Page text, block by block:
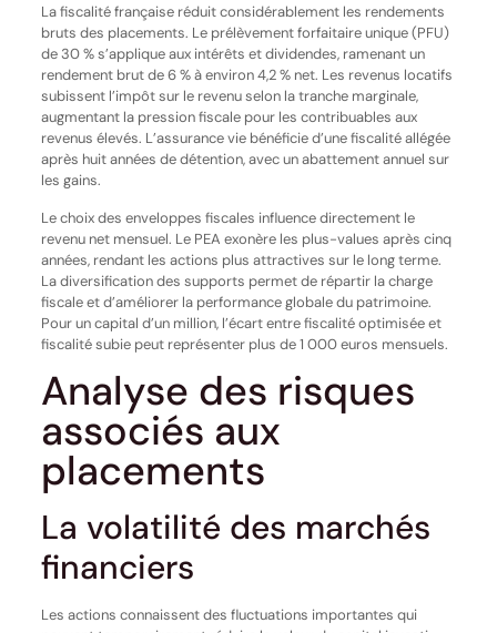
La fiscalité française réduit considérablement les rendements
bruts des placements. Le prélèvement forfaitaire unique (PFU)
de 30 % s’applique aux intérêts et dividendes, ramenant un
rendement brut de 6 % à environ 4,2 % net. Les revenus locatifs
subissent l’impôt sur le revenu selon la tranche marginale,
augmentant la pression fiscale pour les contribuables aux
revenus élevés. L’assurance vie bénéficie d’une fiscalité allégée
après huit années de détention, avec un abattement annuel sur
les gains.
Le choix des enveloppes fiscales influence directement le
revenu net mensuel. Le PEA exonère les plus-values après cinq
années, rendant les actions plus attractives sur le long terme.
La diversification des supports permet de répartir la charge
fiscale et d’améliorer la performance globale du patrimoine.
Pour un capital d’un million, l’écart entre fiscalité optimisée et
fiscalité subie peut représenter plus de 1 000 euros mensuels.
Analyse des risques
associés aux
placements
La volatilité des marchés
financiers
Les actions connaissent des fluctuations importantes qui